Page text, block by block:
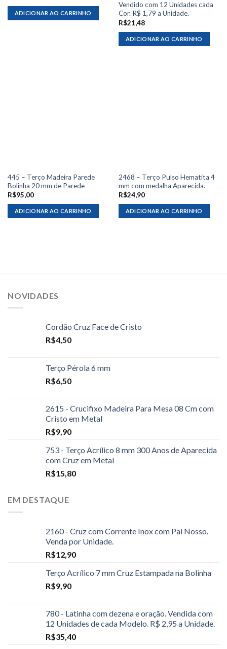
ADICIONAR AO CARRINHO
Vendido com 12 Unidades cada
Cor. R$ 1,79 a Unidade.
R$21,48
ADICIONAR AO CARRINHO
445 – Terço Madeira Parede
Bolinha 20 mm de Parede
R$95,00
ADICIONAR AO CARRINHO
2468 – Terço Pulso Hematita 4
mm com medalha Aparecida.
R$24,90
ADICIONAR AO CARRINHO
NOVIDADES
Cordão Cruz Face de Cristo
R$4,50
Terço Pérola 6 mm
R$6,50
2615 - Crucifixo Madeira Para Mesa 08 Cm com
Cristo em Metal
R$9,90
753 - Terço Acrílico 8 mm 300 Anos de Aparecida
com Cruz em Metal
R$15,80
EM DESTAQUE
2160 - Cruz com Corrente Inox com Pai Nosso.
Venda por Unidade.
R$12,90
Terço Acrílico 7 mm Cruz Estampada na Bolinha
R$9,90
780 - Latinha com dezena e oração. Vendida com
12 Unidades de cada Modelo. R$ 2,95 a Unidade.
R$35,40